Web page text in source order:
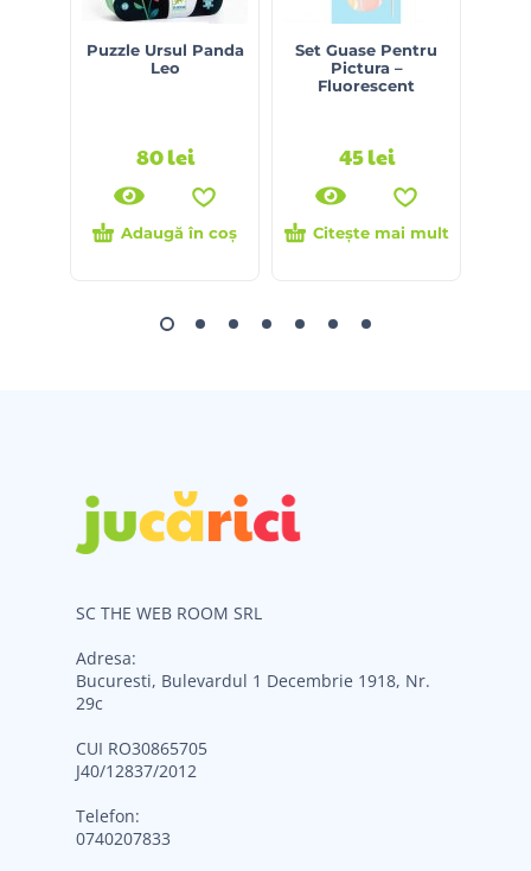
Puzzle Ursul Panda
Leo
80lei
Adaugă în coș
Set Guase Pentru
Pictura –
Fluorescent
45lei
Citește mai mult
SC THE WEB ROOM SRL
Adresa:
Bucuresti, Bulevardul 1 Decembrie 1918, Nr.
29c
CUI RO30865705
J40/12837/2012
Telefon:
0740207833